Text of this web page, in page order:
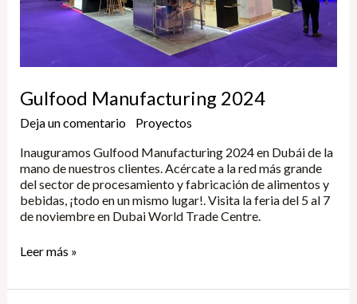
Gulfood Manufacturing 2024
Deja un comentario Proyectos
Inauguramos Gulfood Manufacturing 2024 en Dubái de la
mano de nuestros clientes. Acércate a la red más grande
del sector de procesamiento y fabricación de alimentos y
bebidas, ¡todo en un mismo lugar!. Visita la feria del 5 al 7
de noviembre en Dubai World Trade Centre.
Leer más »